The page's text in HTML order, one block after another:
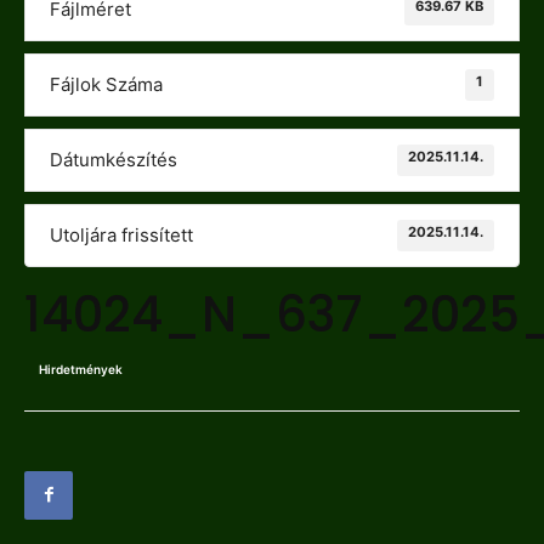
Fájlméret 639.67 KB
Fájlok Száma 1
Dátumkészítés 2025.11.14.
Utoljára frissített 2025.11.14.
Hirdetmények